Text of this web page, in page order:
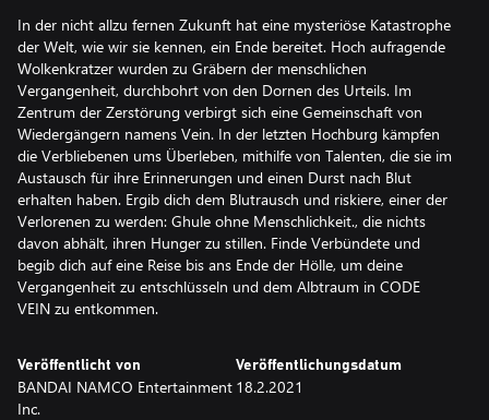
In der nicht allzu fernen Zukunft hat eine mysteriöse Katastrophe
der Welt, wie wir sie kennen, ein Ende bereitet. Hoch aufragende
Wolkenkratzer wurden zu Gräbern der menschlichen
Vergangenheit, durchbohrt von den Dornen des Urteils. Im
Zentrum der Zerstörung verbirgt sich eine Gemeinschaft von
Wiedergängern namens Vein. In der letzten Hochburg kämpfen
die Verbliebenen ums Überleben, mithilfe von Talenten, die sie im
Austausch für ihre Erinnerungen und einen Durst nach Blut
erhalten haben. Ergib dich dem Blutrausch und riskiere, einer der
Verlorenen zu werden: Ghule ohne Menschlichkeit., die nichts
davon abhält, ihren Hunger zu stillen. Finde Verbündete und
begib dich auf eine Reise bis ans Ende der Hölle, um deine
Vergangenheit zu entschlüsseln und dem Albtraum in CODE
VEIN zu entkommen.
Veröffentlicht von
BANDAI NAMCO Entertainment
Inc.
Veröffentlichungsdatum
18.2.2021